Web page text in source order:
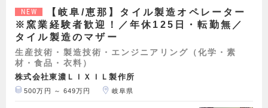
NEW
【岐阜/恵那】タイル製造オペレーター
※窯業経験者歓迎！／年休125日・転勤無／
タイル製造のマザー
生産技術・製造技術・エンジニアリング（化学・素
材・食品・衣料）
株式会社東濃ＬＩＸＩＬ製作所
500万円 ～ 649万円 岐阜県